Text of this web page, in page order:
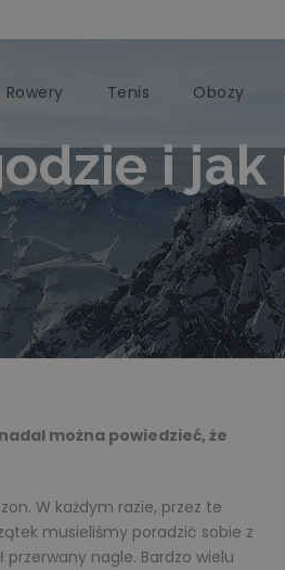
Rowery Tenis Obozy
i
można powiedzieć, że
W każdym razie, przez te
musieliśmy poradzić sobie z
nagle. Bardzo wielu